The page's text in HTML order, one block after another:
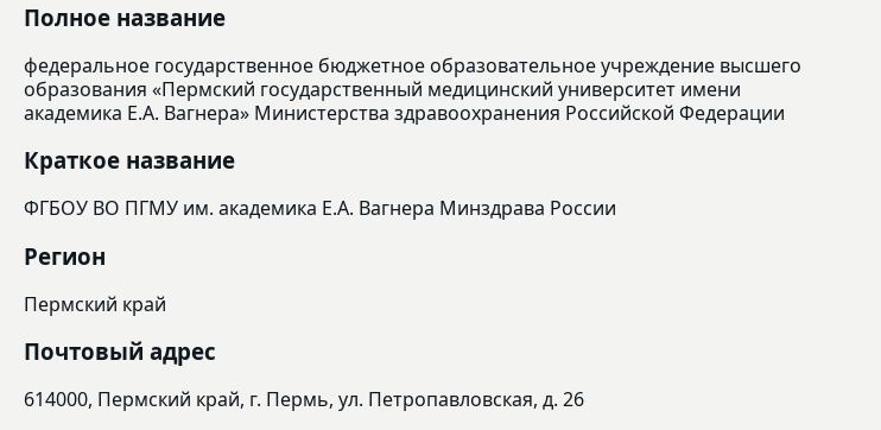
Полное название
федеральное государственное бюджетное образовательное учреждение высшего
образования «Пермский государственный медицинский университет имени
академика Е.А. Вагнера» Министерства здравоохранения Российской Федерации
Краткое название
ФГБОУ ВО ПГМУ им. академика Е.А. Вагнера Минздрава России
Регион
Пермский край
Почтовый адрес
614000, Пермский край, г. Пермь, ул. Петропавловская, д. 26